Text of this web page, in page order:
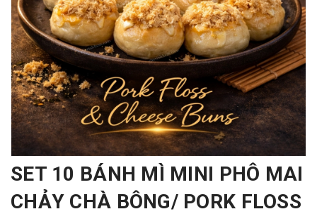
SET 10 BÁNH MÌ MINI PHÔ MAI
CHẢY CHÀ BÔNG/ PORK FLOSS